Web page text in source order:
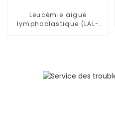
Leucémie aiguë
lymphoblastique (LAL-